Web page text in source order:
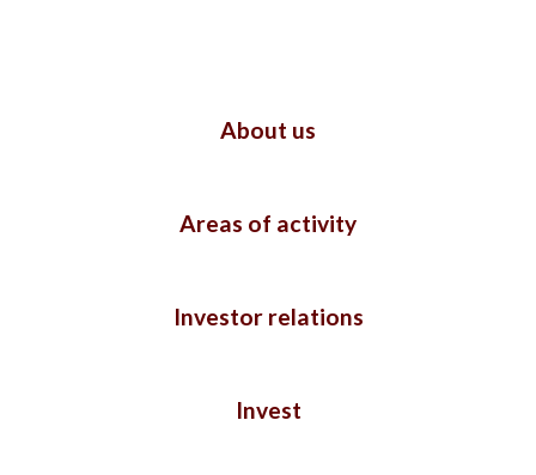
About us
Areas of activity
Investor relations
Invest